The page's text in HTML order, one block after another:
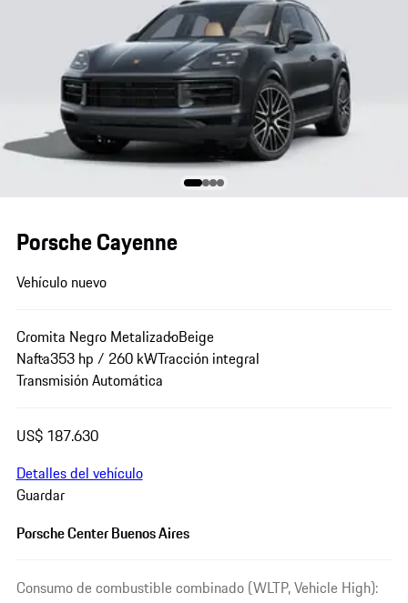
Porsche Cayenne
Vehículo nuevo
Cromita Negro MetalizadoBeige
Nafta353 hp / 260 kWTracción integral
Transmisión Automática
US$ 187.630
Detalles del vehículo
Guardar
Porsche Center Buenos Aires
Consumo de combustible combinado (WLTP, Vehicle High):